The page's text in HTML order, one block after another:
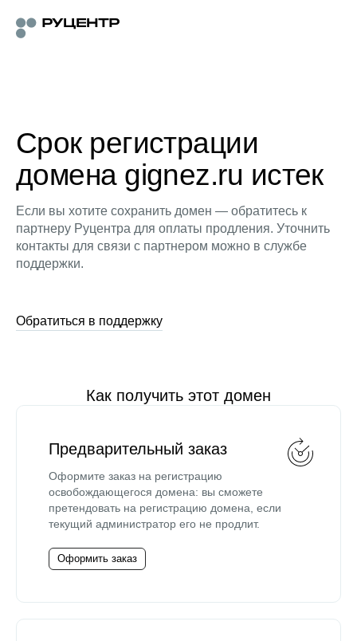
Срок регистрации
домена gignez.ru истек
Если вы хотите сохранить домен — обратитесь к
партнеру Руцентра для оплаты продления. Уточнить
контакты для связи с партнером можно в службе
поддержки.
Обратиться в поддержку
Как получить этот домен
Предварительный заказ
Оформите заказ на регистрацию
освобождающегося домена: вы сможете
претендовать на регистрацию домена, если
текущий администратор его не продлит.
Оформить заказ